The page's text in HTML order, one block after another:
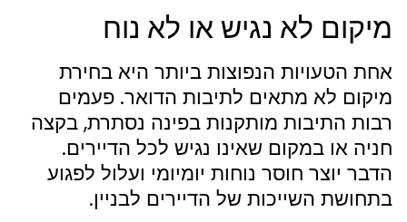
מיקום לא נגיש או לא נוח
אחת הטעויות הנפוצות ביותר היא בחירת
מיקום לא מתאים לתיבות הדואר. פעמים
רבות התיבות מותקנות בפינה נסתרת, בקצה
חניה או במקום שאינו נגיש לכל הדיירים.
הדבר יוצר חוסר נוחות יומיומי ועלול לפגוע
בתחושת השייכות של הדיירים לבניין.